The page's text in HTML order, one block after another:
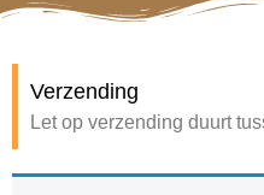
Verzending
Let op verzending duurt